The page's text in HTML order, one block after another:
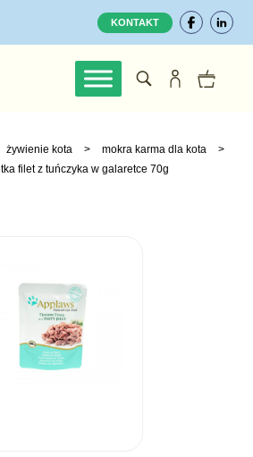
KONTAKT
żywienie kota > mokra karma dla kota
>
filet z tuńczyka w galaretce 70g